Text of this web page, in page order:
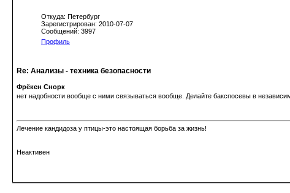
Откуда: Петербург
Зарегистрирован: 2010-07-07
Сообщений: 3997
Профиль
Re: Анализы - техника безопасности
Фрёкен Снорк
нет надобности вообще с ними связываться вообще. Делайте бакспосевы в
Лечение кандидоза у птицы-это настоящая борьба за жизнь!
Неактивен